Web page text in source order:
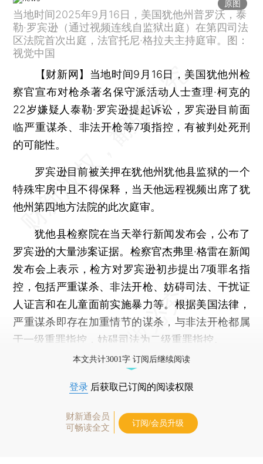
原图
当地时间2025年9月16日，美国犹他州普罗沃，泰
勒·罗宾逊（通过视频连线自监狱出庭）在第四司法
区法院首次出庭，法官托尼·格拉夫主持庭审。图：
视觉中国
【财新网】 当地时间9月16日，美国犹他州检
察官宣布对枪杀著名保守派活动人士查理·柯克的
22岁嫌疑人泰勒·罗宾逊提起诉讼，罗宾逊目前面
临严重谋杀、非法开枪等7项指控，有被判处死刑
的可能性。
罗宾逊目前被关押在犹他州犹他县监狱的一个
特殊牢房中且不得保释，当天他远程视频出席了犹
他州第四地方法院的此次庭审。
犹他县检察院在当天举行新闻发布会，公布了
罗宾逊的大量涉案证据。检察官杰弗里·格雷在新闻
发布会上表示，检方对罗宾逊初步提出7项罪名指
控，包括严重谋杀、非法开枪、妨碍司法、干扰证
人证言和在儿童面前实施暴力等。根据美国法律，
严重谋杀即存在加重情节的谋杀，与非法开枪都属
于一级重罪指控，妨碍司法为二级重罪指控。
本文共计3001字 订阅后继续阅读
登录 后获取已订阅的阅读权限
财新通会员
可畅读全文
订阅/会员升级